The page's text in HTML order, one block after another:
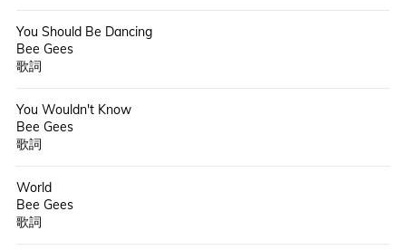
You Should Be Dancing
Bee Gees
歌詞
You Wouldn't Know
Bee Gees
歌詞
World
Bee Gees
歌詞